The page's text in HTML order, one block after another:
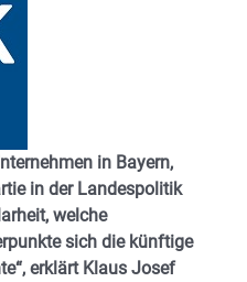
in Bayern,
in der Landespolitik
welche
sich die künftige
erklärt Klaus Josef